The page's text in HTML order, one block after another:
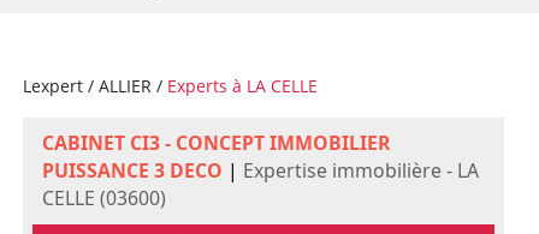
Lexpert/ ALLIER/ Experts à LA CELLE
CABINET CI3 - CONCEPT IMMOBILIER
PUISSANCE 3 DECO | Expertise immobilière - LA
CELLE (03600)